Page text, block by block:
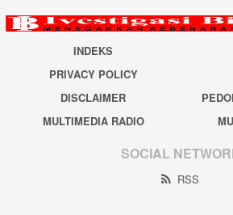
INDEKS
PRIVACY POLICY
DISCLAIMER
MULTIMEDIA RADIO
SOCIAL
RSS